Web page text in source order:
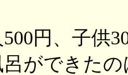
円、子供
ができた